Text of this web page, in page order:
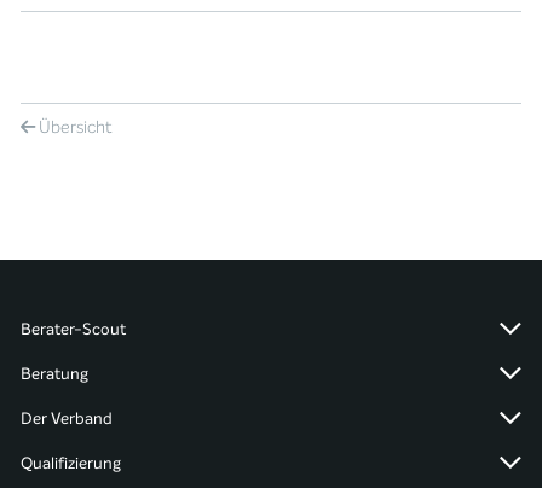
Übersicht
Berater-Scout
Beratung
Der Verband
Qualifizierung